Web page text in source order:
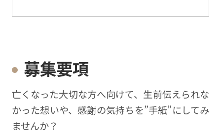
募集要項
亡くなった⼤切な⽅へ向けて、⽣前伝えられな
かった想いや、感謝の気持ちを”⼿紙”にしてみ
ませんか？